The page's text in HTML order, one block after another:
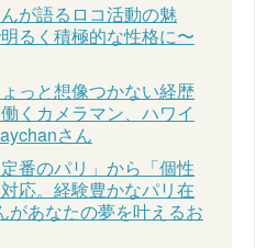
が語るロコ活動の魅
るく積極的な性格に〜
っと想像つかない経歴
くカメラマン、ハワイ
さん
番のパリ」から「個性
応。経験豊かなパリ在
があなたの夢を叶えるお